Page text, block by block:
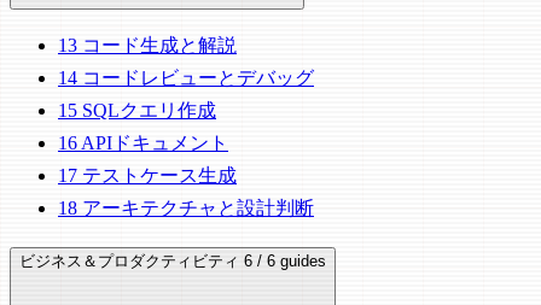
13 コード生成と解説
14 コードレビューとデバッグ
15 SQLクエリ作成
16 APIドキュメント
17 テストケース生成
18 アーキテクチャと設計判断
ビジネス＆プロダクティビティ 6 / 6 guides